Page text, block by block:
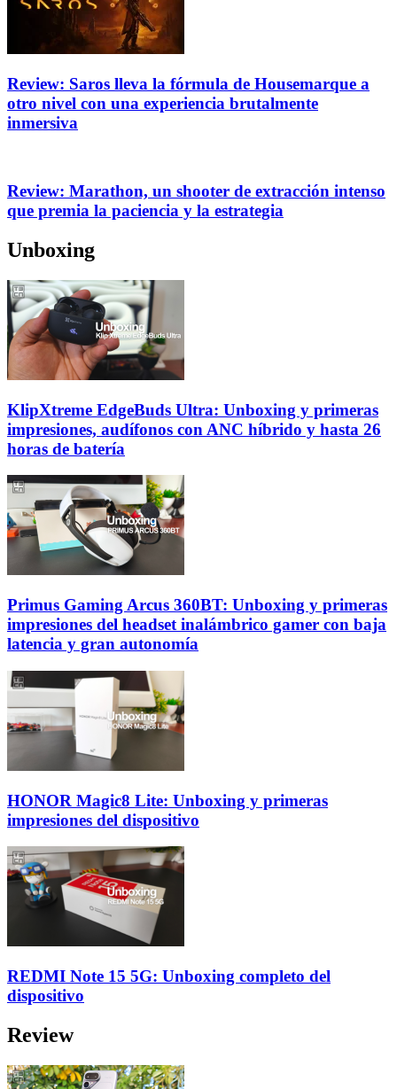
Review: Saros lleva la fórmula de Housemarque a
otro nivel con una experiencia brutalmente
inmersiva
Review: Marathon, un shooter de extracción intenso
que premia la paciencia y la estrategia
Unboxing
KlipXtreme EdgeBuds Ultra: Unboxing y primeras
impresiones, audífonos con ANC híbrido y hasta 26
horas de batería
Primus Gaming Arcus 360BT: Unboxing y primeras
impresiones del headset inalámbrico gamer con baja
latencia y gran autonomía
HONOR Magic8 Lite: Unboxing y primeras
impresiones del dispositivo
REDMI Note 15 5G: Unboxing completo del
dispositivo
Review